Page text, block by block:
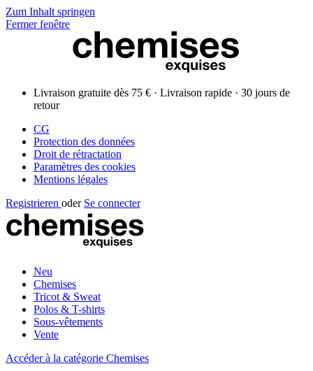
Zum Inhalt springen
Fermer fenêtre
Livraison gratuite dès 75 € · Livraison rapide · 30 jours de
retour
CG
Protection des données
Droit de rétractation
Paramètres des cookies
Mentions légales
Registrieren oder Se connecter
Neu
Chemises
Tricot & Sweat
Polos & T-shirts
Sous-vêtements
Vente
Accéder à la catégorie Chemises